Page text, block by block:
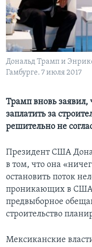
Learning English
СОЦИАЛЬНЫЕ СЕТИ
Дональд Трамп и
Гамбурге. 7 июля 2017
Трамп вновь заявил,
заплатить за
решительно не
Президент США
в том, что она
остановить поток
проникающих в США,
предвыборное
строительство
Мексиканские